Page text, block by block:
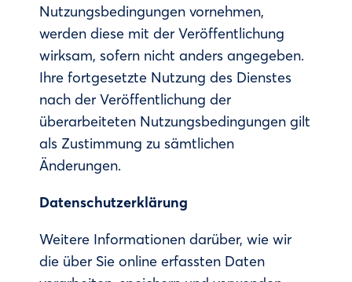
Nutzungsbedingungen vornehmen,
werden diese mit der Veröffentlichung
wirksam, sofern nicht anders angegeben.
Ihre fortgesetzte Nutzung des Dienstes
nach der Veröffentlichung der
überarbeiteten Nutzungsbedingungen gilt
als Zustimmung zu sämtlichen
Änderungen.
Datenschutzerklärung
Weitere Informationen darüber, wie wir
die über Sie online erfassten Daten